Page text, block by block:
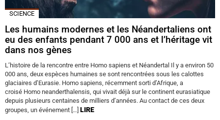
SCIENCE
Les humains modernes et les Néandertaliens ont
eu des enfants pendant 7 000 ans et l’héritage vit
dans nos gènes
L’histoire de la rencontre entre Homo sapiens et Néandertal Il y a environ 50
000 ans, deux espèces humaines se sont rencontrées sous les calottes
glaciaires d’Eurasie. Homo sapiens, récemment sorti d’Afrique, a
croisé Homo neanderthalensis, qui vivait déjà sur le continent eurasiatique
depuis plusieurs centaines de milliers d’années. Au contact de ces deux
groupes, un événement […] LIRE